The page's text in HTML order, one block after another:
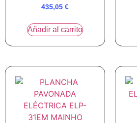
435,05 €
Añadir al carrito